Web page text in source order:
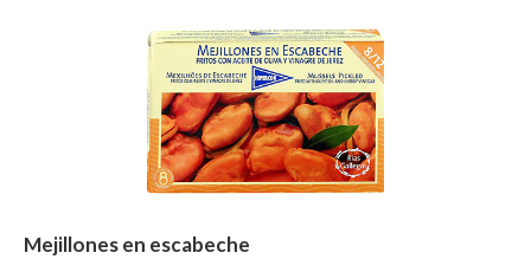
Mejillones en escabeche